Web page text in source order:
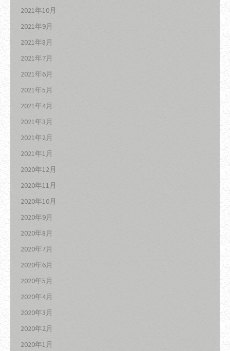
2021年10月
2021年9月
2021年8月
2021年7月
2021年6月
2021年5月
2021年4月
2021年3月
2021年2月
2021年1月
2020年12月
2020年11月
2020年10月
2020年9月
2020年8月
2020年7月
2020年6月
2020年5月
2020年4月
2020年3月
2020年2月
2020年1月